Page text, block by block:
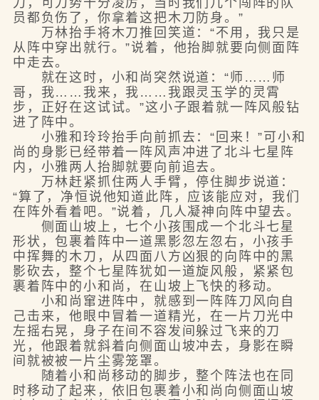
刀，可刀势十分凌厉，当时我们几个闯阵的队
员都负伤了，你拿着这把木刀防身。”
万林抬手将木刀推回笑道：“不用，我只是
从阵中穿出就行。”说着，他抬脚就要向侧面阵
中走去。
就在这时，小和尚突然说道：“师……师
哥，我……我来，我……我跟灵玉学的灵霄
步，正好在这试试。”这小子跟着就一阵风般钻
进了阵中。
小雅和玲玲抬手向前抓去：“回来！”可小和
尚的身影已经带着一阵风声冲进了北斗七星阵
内，小雅两人抬脚就要向前追去。
万林赶紧抓住两人手臂，停住脚步说道：
“算了，净恒说他知道此阵，应该能应对，我们
在阵外看着吧。”说着，几人凝神向阵中望去。
侧面山坡上，七个小孩围成一个北斗七星
形状，包裹着阵中一道黑影忽左忽右，小孩手
中挥舞的木刀，从四面八方凶狠的向阵中的黑
影砍去，整个七星阵犹如一道旋风般，紧紧包
裹着阵中的小和尚，在山坡上飞快的移动。
小和尚窜进阵中，就感到一阵阵刀风向自
己击来，他眼中冒着一道精光，在一片刀光中
左摇右晃，身子在间不容发间躲过飞来的刀
光，他跟着就斜着向侧面山坡冲去，身影在瞬
间就被被一片尘雾笼罩。
随着小和尚移动的脚步，整个阵法也在同
时移动了起来，依旧包裹着小和尚向侧面山坡